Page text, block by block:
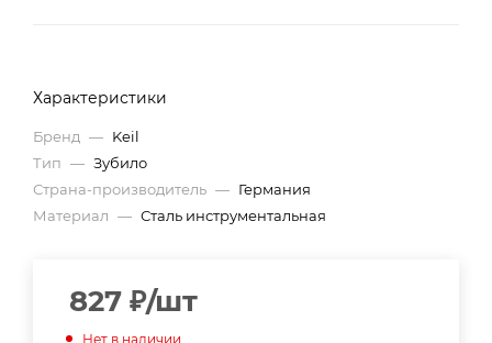
Характеристики
Бренд — Keil
Тип — Зубило
Страна-производитель — Германия
Материал — Сталь инструментальная
827 ₽/шт
Нет в наличии